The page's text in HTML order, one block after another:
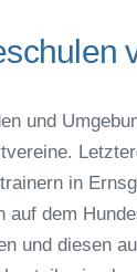
und
in
auf dem
und diesen